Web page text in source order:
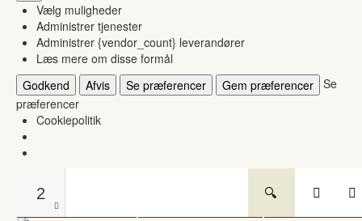
Vælg muligheder
Administrer tjenester
Administrer {vendor_count} leverandører
Læs mere om disse formål
Godkend
Afvis Se præferencer Gem præferencer Se
præferencer
Cookiepolitik
2